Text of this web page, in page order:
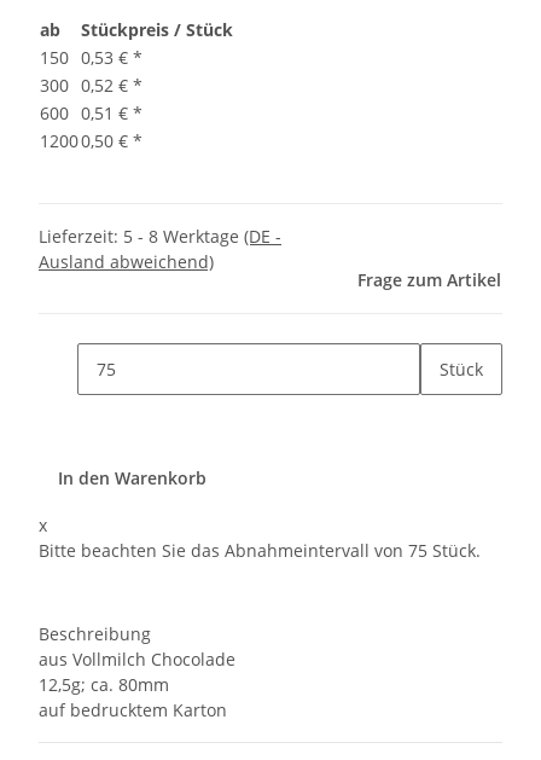
ab
Stückpreis / Stück
150 0,53 € *
300 0,52 € *
600 0,51 € *
12000,50 € *
Lieferzeit: 5 - 8 Werktage (DE -
Ausland abweichend)
Frage zum Artikel
Stück
In den Warenkorb
x
Bitte beachten Sie das Abnahmeintervall von 75 Stück.
Beschreibung
aus Vollmilch Chocolade
12,5g; ca. 80mm
auf bedrucktem Karton